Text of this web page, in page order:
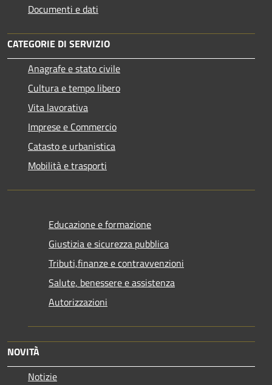
Documenti e dati
CATEGORIE DI SERVIZIO
Anagrafe e stato civile
Cultura e tempo libero
Vita lavorativa
Imprese e Commercio
Catasto e urbanistica
Mobilità e trasporti
Educazione e formazione
Giustizia e sicurezza pubblica
Tributi,finanze e contravvenzioni
Salute, benessere e assistenza
Autorizzazioni
NOVITÀ
Notizie